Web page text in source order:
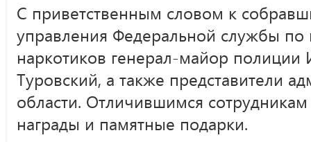
С приветственным словом к
управления Федеральной службы
наркотиков генерал-майор полиции
Туровский, а также представители
области. Отличившимся
награды и памятные подарки.